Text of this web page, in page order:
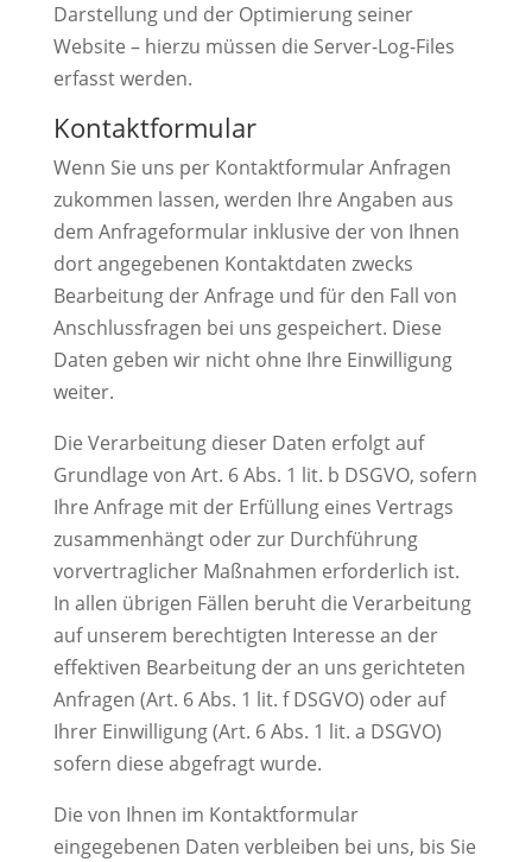
Darstellung und der Optimierung seiner
Website – hierzu müssen die Server-Log-Files
erfasst werden.
Kontaktformular
Wenn Sie uns per Kontaktformular Anfragen
zukommen lassen, werden Ihre Angaben aus
dem Anfrageformular inklusive der von Ihnen
dort angegebenen Kontaktdaten zwecks
Bearbeitung der Anfrage und für den Fall von
Anschlussfragen bei uns gespeichert. Diese
Daten geben wir nicht ohne Ihre Einwilligung
weiter.
Die Verarbeitung dieser Daten erfolgt auf
Grundlage von Art. 6 Abs. 1 lit. b DSGVO, sofern
Ihre Anfrage mit der Erfüllung eines Vertrags
zusammenhängt oder zur Durchführung
vorvertraglicher Maßnahmen erforderlich ist.
In allen übrigen Fällen beruht die Verarbeitung
auf unserem berechtigten Interesse an der
effektiven Bearbeitung der an uns gerichteten
Anfragen (Art. 6 Abs. 1 lit. f DSGVO) oder auf
Ihrer Einwilligung (Art. 6 Abs. 1 lit. a DSGVO)
sofern diese abgefragt wurde.
Die von Ihnen im Kontaktformular
eingegebenen Daten verbleiben bei uns, bis Sie